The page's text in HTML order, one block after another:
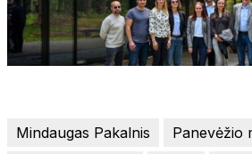
Mindaugas Pakalnis
Panevėžio